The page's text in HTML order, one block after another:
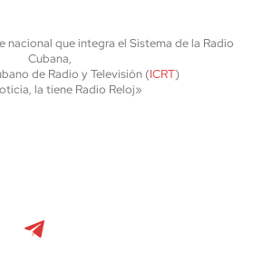
nacional que integra el Sistema de la Radio
Cubana,
de Radio y Televisión (ICRT)
la tiene Radio Reloj»